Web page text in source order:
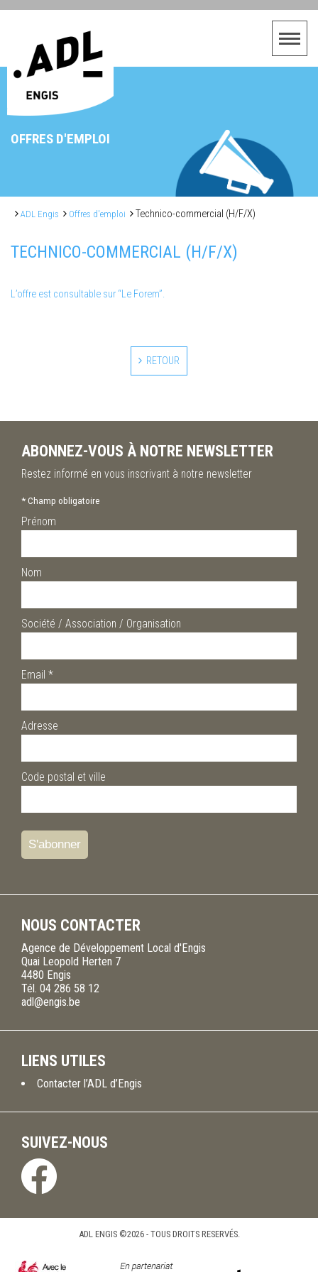
OFFRES D'EMPLOI
ADL Engis Offres d'emploi Technico-commercial (H/F/X)
TECHNICO-COMMERCIAL (H/F/X)
L’offre est consultable sur “Le Forem”.
RETOUR
ABONNEZ-VOUS À NOTRE NEWSLETTER
Restez informé en vous inscrivant à notre newsletter
*Champ obligatoire
Prénom
Nom
Société / Association / Organisation
Email *
Adresse
Code postal et ville
NOUS CONTACTER
Agence de Développement Local d'Engis
Quai Leopold Herten 7
4480 Engis
Tél. 04 286 58 12
adl@engis.be
LIENS UTILES
Contacter l’ADL d’Engis
SUIVEZ-NOUS
ADL ENGIS ©2026 - TOUS DROITS RESERVÉS.